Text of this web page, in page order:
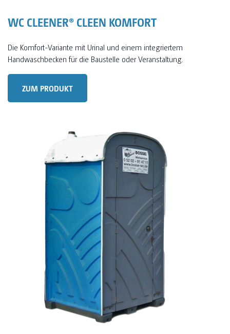
WC CLEENER® CLEEN KOMFORT
Die Komfort-Variante mit Urinal und einem integriertem
Handwaschbecken für die Baustelle oder Veranstaltung.
ZUM PRODUKT